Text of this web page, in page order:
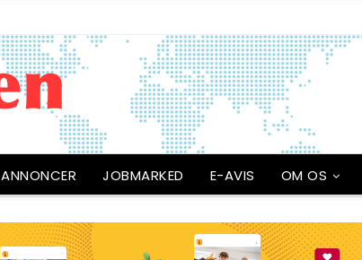
ANNONCER JOBMARKED E-AVIS OM OS